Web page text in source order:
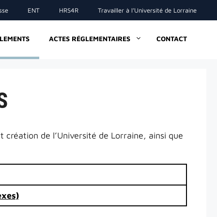
ENT HRS4R Travailler à l’Université de Lorraine
ACTES RÉGLEMENTAIRES CONTACT
de l’Université de Lorraine, ainsi que